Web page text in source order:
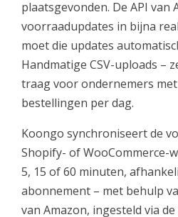
plaatsgevonden. De API van
voorraadupdates in bijna
moet die updates
Handmatige CSV-uploads –
traag voor ondernemers
bestellingen per dag.
Koongo synchroniseert de
Shopify- of WooCommerce-
5, 15 of 60 minuten,
abonnement – met behulp
van Amazon, ingesteld via